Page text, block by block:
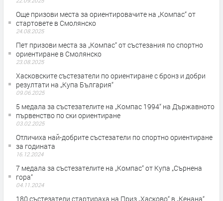
Още призови места за ориентировачите на „Компас“ от
стартовете в Смолянско
24.08.2025
Пет призови места за „Компас“ от състезания по спортно
ориентиране в Смолянско
23.08.2025
Хасковските състезатели по ориентиране с бронз и добри
резултати на „Купа България“
09.06.2025
5 медала за състезателите на „Компас 1994“ на Държавното
първенство по ски ориентиране
03.02.2025
Отличиха най-добрите състезатели по спортно ориентиране
за годината
16.12.2024
7 медала за състезателите на „Компас“ от Купа „Сърнена
гора“
04.11.2024
180 състезатели стартираха на Приз „Хасково“ в „Кенана“